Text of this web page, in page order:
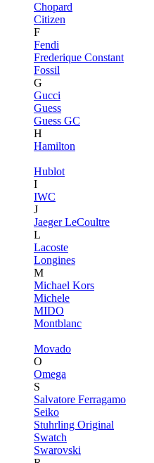
Chopard
Citizen
F
Fendi
Frederique Constant
Fossil
G
Gucci
Guess
Guess GC
H
Hamilton
Hublot
I
IWC
J
Jaeger LeCoultre
L
Lacoste
Longines
M
Michael Kors
Michele
MIDO
Montblanc
Movado
O
Omega
S
Salvatore Ferragamo
Seiko
Stuhrling Original
Swatch
Swarovski